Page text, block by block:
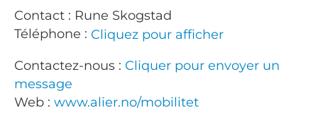
Contact : Rune Skogstad
Téléphone : Cliquez pour afficher
Contactez-nous : Cliquer pour envoyer un
message
Web : www.alier.no/mobilitet